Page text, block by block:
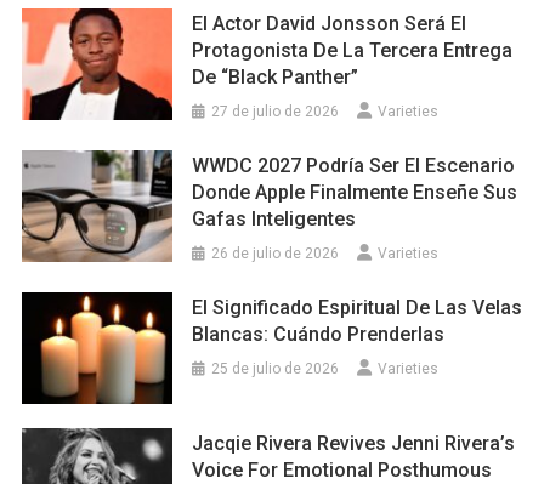
El Actor David Jonsson Será El
Protagonista De La Tercera Entrega
De “Black Panther”
27 de julio de 2026 Varieties
WWDC 2027 Podría Ser El Escenario
Donde Apple Finalmente Enseñe Sus
Gafas Inteligentes
26 de julio de 2026 Varieties
El Significado Espiritual De Las Velas
Blancas: Cuándo Prenderlas
25 de julio de 2026 Varieties
Jacqie Rivera Revives Jenni Rivera’s
Voice For Emotional Posthumous